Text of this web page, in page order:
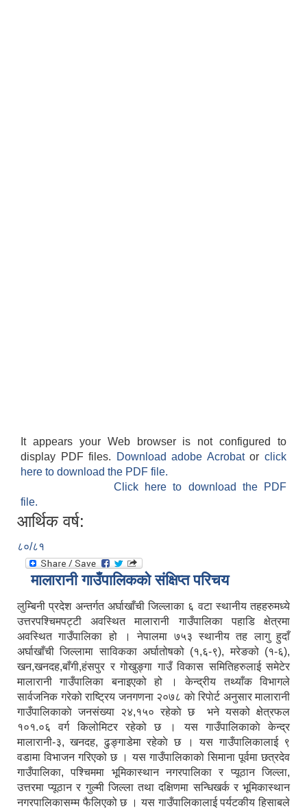
It appears your Web browser is not configured to
display PDF files.
Download adobe Acrobatorclick
here to download the PDF file.
Click here to download the PDF
file.
आर्थिक वर्ष:
८०/८१
मालारानी गाउँपालिकको संक्षिप्त परिचय
लुम्बिनी प्रदेश अन्तर्गत अर्घाखाँची जिल्लाका ६ वटा स्थानीय तहहरुमध्ये
उत्तरपश्चिमपट्टी अवस्थित मालारानी गाउँपालिका पहाडि क्षेत्रमा
अवस्थित गाउँपालिका हो । नेपालमा ७५३ स्थानीय तह लागु हुदाँ
अर्घाखाँची जिल्लामा साविकका अर्घातोषको (१,६-९), मरेङको (१-६),
खन,खनदह,बाँगी,हंसपुर र गोखुङ्गा गाउँ विकास समितिहरुलाई समेटेर
मालारानी गाउँपालिका बनाइएको हो । केन्द्रीय तथ्याँक विभागले
सार्वजनिक गरेको राष्ट्रिय जनगणना २०७८ काे रिपाेर्ट अनुसार मालारानी
गाउँपालिकाकाे जनसंख्या २४,१५० रहेकाे छ भने यसको क्षेत्रफल
१०१.०६ वर्ग किलोमिटर रहेको छ । यस गाउँपालिकाकाे केन्द्र
मालारानी-३, खनदह, ढुङ्गाडेमा रहेकाे छ । यस गाउँपालिकालाई ९
वडामा विभाजन गरिएको छ । यस गाउँपालिकाको सिमाना पूर्वमा छत्रदेव
गाउँपालिका, पश्चिममा भूमिकास्थान नगरपालिका र प्यूठान जिल्ला,
उत्तरमा प्यूठान र गुल्मी जिल्ला तथा दक्षिणमा सन्धिखर्क र भूमिकास्थान
नगरपालिकासम्म फैलिएको छ । यस गाउँपालिकालाई पर्यटकीय हिसाबले